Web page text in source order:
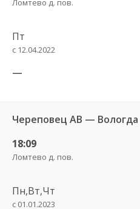
Ломтево д. пов.
Пт
с 12.04.2022
—
Череповец АВ —
18:09
Ломтево д. пов.
Пн,Вт,Чт
с 01.01.2023